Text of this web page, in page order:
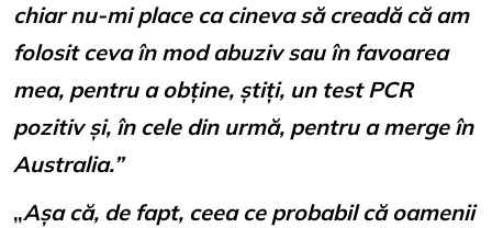
chiar nu-mi place ca cineva să creadă că am
folosit ceva în mod abuziv sau în favoarea
mea, pentru a obține, știți, un test PCR
pozitiv și, în cele din urmă, pentru a merge în
Australia.”
„Așa că, de fapt, ceea ce probabil că oamenii